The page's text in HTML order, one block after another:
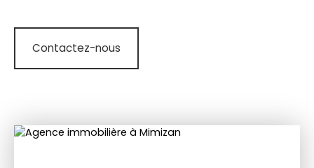
Contactez-nous